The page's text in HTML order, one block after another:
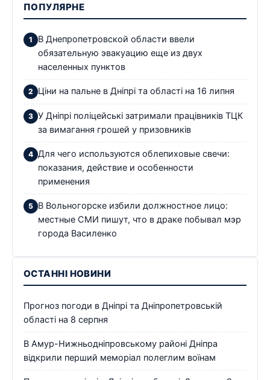
ПОПУЛЯРНЕ
В Днепропетровской области ввели
обязательную эвакуацию еще из двух
населенных пунктов
Ціни на пальне в Дніпрі та області на 16 липня
У Дніпрі поліцейські затримали працівників ТЦК
за вимагання грошей у призовників
Для чего используются облепиховые свечи:
показания, действие и особенности
применения
В Вольногорске избили должностное лицо:
местные СМИ пишут, что в драке побывал мэр
города Василенко
ОСТАННІ НОВИНИ
Прогноз погоди в Дніпрі та Дніпропетровській
області на 8 серпня
В Амур-Нижньодніпровському районі Дніпра
відкрили перший меморіал полеглим воїнам